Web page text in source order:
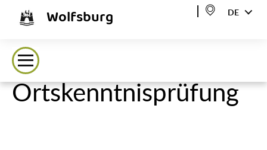
Wolfsburg DE
Ortskenntnisprüfung